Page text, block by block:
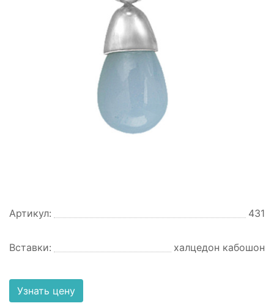
Артикул: 431
Вставки: халцедон кабошон
Узнать цену